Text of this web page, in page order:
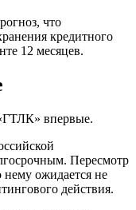
что
кредитного
12 месяцев.
впервые.
Пересмотр
нему ожидается не
действия.